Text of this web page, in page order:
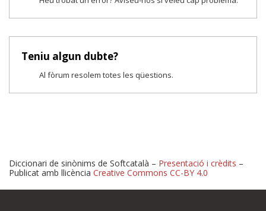
Teniu algun dubte?
Al fòrum resolem totes les qüestions.
Diccionari de sinònims de Softcatalà – Presentació i crèdits –
Publicat amb llicència Creative Commons CC-BY 4.0